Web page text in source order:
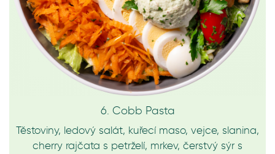
6. Cobb Pasta
Těstoviny, ledový salát, kuřecí maso, vejce, slanina,
cherry rajčata s petrželí, mrkev, čerstvý sýr s